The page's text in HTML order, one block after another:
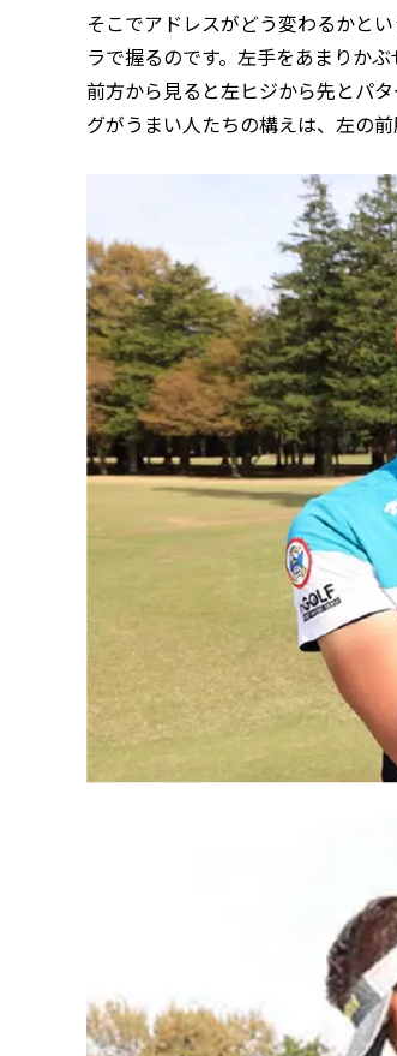
そこでアドレスがどう変わるかと
ラで握るのです。左手をあまりか
前方から見ると左ヒジから先とパ
グがうまい人たちの構えは、左の